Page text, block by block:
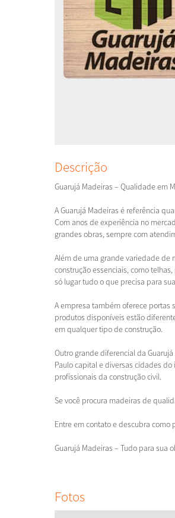
Descrição
Guarujá Madeiras – Qualidade em
A Guarujá Madeiras é referência
Com anos de experiência no
grandes obras, sempre com
Além de uma grande variedade de
construção essenciais, como
só lugar tudo o que precisa para
A empresa também oferece
produtos disponíveis estão
em qualquer tipo de construção.
Outro grande diferencial da
Paulo capital e diversas cidades
profissionais da construção civil.
Se você procura madeiras de
Entre em contato e descubra
Guarujá Madeiras – Tudo para sua
Fotos